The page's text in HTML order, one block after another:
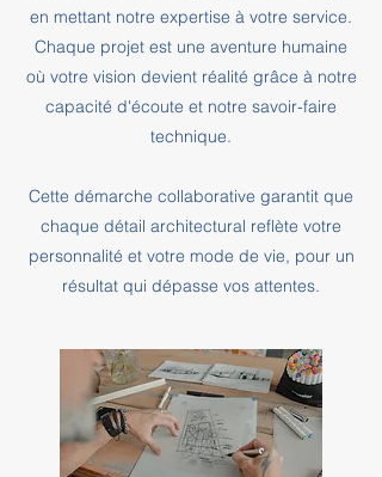
en mettant notre expertise à votre service.
Chaque projet est une aventure humaine
où votre vision devient réalité grâce à notre
capacité d'écoute et notre savoir-faire
technique.
Cette démarche collaborative garantit que
chaque détail architectural reflète votre
personnalité et votre mode de vie, pour un
résultat qui dépasse vos attentes.